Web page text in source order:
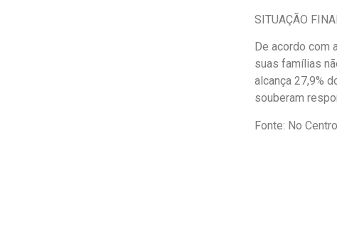
SITUAÇÃO
De acordo com
suas famílias
alcança 27,9%
souberam
Fonte: No